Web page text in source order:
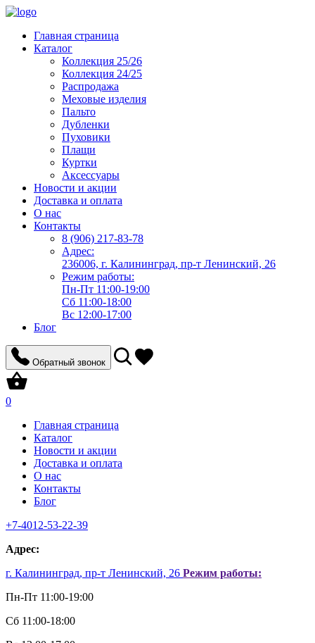
Главная страница
Каталог
Коллекция 25/26
Коллекция 24/25
Распродажа
Меховые изделия
Пальто
Дубленки
Пуховики
Плащи
Куртки
Аксессуары
Новости и акции
Доставка и оплата
О нас
Контакты
8 (906) 217-83-78
Адрес:
236006, г. Калининград, пр-т Ленинский, 26
Режим работы:
Пн-Пт 11:00-19:00
Сб 11:00-18:00
Вс 12:00-17:00
Блог
Обратный звонок
0
Главная страница
Каталог
Новости и акции
Доставка и оплата
О нас
Контакты
Блог
+7-4012-53-22-39
Aдрес:
г. Калининград, пр-т Ленинский, 26 Режим работы:
Пн-Пт 11:00-19:00
Сб 11:00-18:00